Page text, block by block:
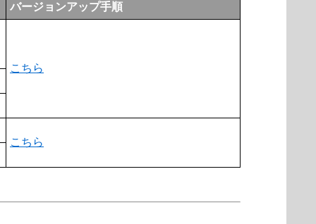
バージョンアップ手順
こちら
こちら